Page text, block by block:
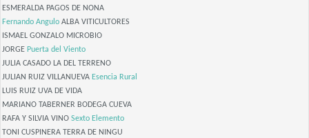
ESMERALDA PAGOS DE NONA
Fernando Angulo ALBA VITICULTORES
ISMAEL GONZALO MICROBIO
JORGE Puerta del Viento
JULIA CASADO LA DEL TERRENO
JULIAN RUIZ VILLANUEVA Esencia Rural
LUIS RUIZ UVA DE VIDA
MARIANO TABERNER BODEGA CUEVA
RAFA Y SILVIA VINO Sexto Elemento
TONI CUSPINERA TERRA DE NINGU